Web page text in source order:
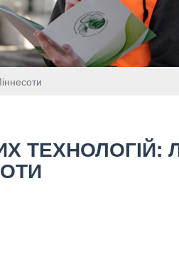
ТЕХНОЛОГІЙ: